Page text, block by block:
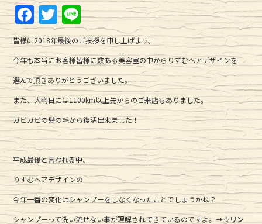
F
a
c
e
b
o
o
k
T
w
it
te
r
Li
n
e
皆様に2018年最後のご挨拶を申し上げます。
今年も本当にお客様皆様に数ある美容室の中からりずむヘアデザインを
選んで頂きありがとうございました。
また、大晦日には1100km以上先からのご来店もありました。
ガビガビの髪の毛から復活出来ました！
平成最後と言われる中、
りずむヘアデザインの
今年一番の変化はシャンプーをしなくなったことでしょうかね？
シャンプーって洗い流せない事が理解されてきているのですよ。→☆リン